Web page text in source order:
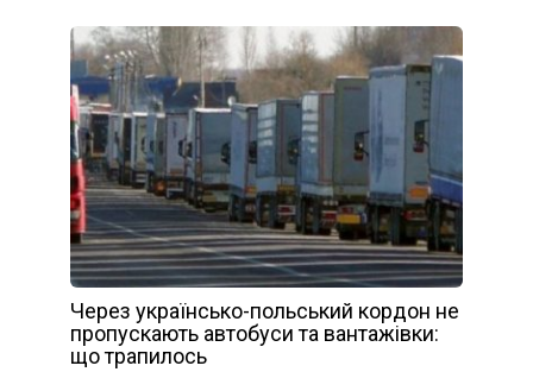
Через українсько-польський кордон не
пропускають автобуси та вантажівки:
що трапилось